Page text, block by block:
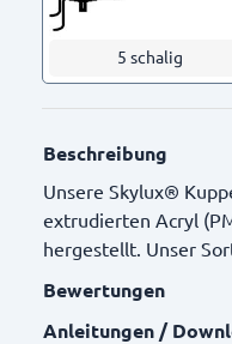
5 schalig
Beschreibung
Unsere Skylux®
extrudierten Acryl
hergestellt. Unser
Bewertungen
Anleitungen /